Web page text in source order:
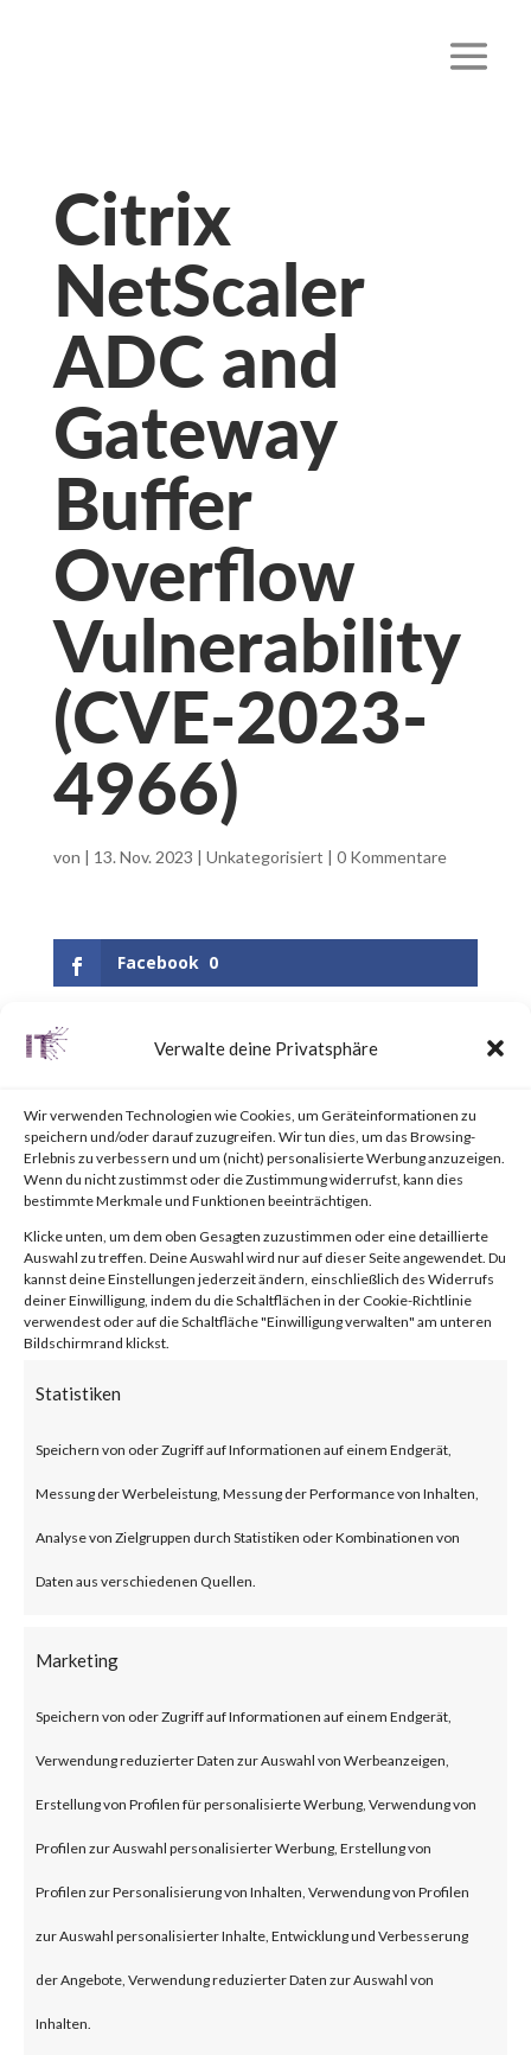
Verwalte deine Privatsphäre
Wir verwenden Technologien wie Cookies, um Geräteinformationen zu
speichern und/oder darauf zuzugreifen. Wir tun dies, um das Browsing-
Erlebnis zu verbessern und um (nicht) personalisierte Werbung anzuzeigen.
Wenn du nicht zustimmst oder die Zustimmung widerrufst, kann dies
bestimmte Merkmale und Funktionen beeinträchtigen.
Klicke unten, um dem oben Gesagten zuzustimmen oder eine detaillierte
Auswahl zu treffen. Deine Auswahl wird nur auf dieser Seite angewendet. Du
kannst deine Einstellungen jederzeit ändern, einschließlich des Widerrufs
deiner Einwilligung, indem du die Schaltflächen in der Cookie-Richtlinie
verwendest oder auf die Schaltfläche "Einwilligung verwalten" am unteren
Bildschirmrand klickst.
Statistiken
Speichern von oder Zugriff auf Informationen auf einem Endgerät,
Messung der Werbeleistung, Messung der Performance von Inhalten,
Analyse von Zielgruppen durch Statistiken oder Kombinationen von
Daten aus verschiedenen Quellen.
Marketing
Speichern von oder Zugriff auf Informationen auf einem Endgerät,
Verwendung reduzierter Daten zur Auswahl von Werbeanzeigen,
Erstellung von Profilen für personalisierte Werbung, Verwendung von
Profilen zur Auswahl personalisierter Werbung, Erstellung von
Profilen zur Personalisierung von Inhalten, Verwendung von Profilen
zur Auswahl personalisierter Inhalte, Entwicklung und Verbesserung
der Angebote, Verwendung reduzierter Daten zur Auswahl von
Inhalten.
Citrix
NetScaler
ADC and
Gateway
Buffer
Overflow
Vulnerability
(CVE-2023-
4966)
von | 13. Nov. 2023 | Unkategorisiert | 0 Kommentare
Facebook 0
What is the Attack?
According to the blog published
by Citrix, CVE-2023-4966 is a
buffer overflow vulnerability
that can result in unauthorized
data disclosure on Citrix
NetScaler ADC and NetScaler
Gateway products.
servers have this particular
Why is this Significant?